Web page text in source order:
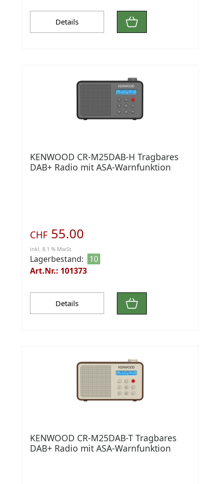
Details
KENWOOD CR-M25DAB-H Tragbares
DAB+ Radio mit ASA-Warnfunktion
CHF 55.00
inkl. 8.1 % MwSt.
Lagerbestand:
10
Art.Nr.: 101373
Details
KENWOOD CR-M25DAB-T Tragbares
DAB+ Radio mit ASA-Warnfunktion